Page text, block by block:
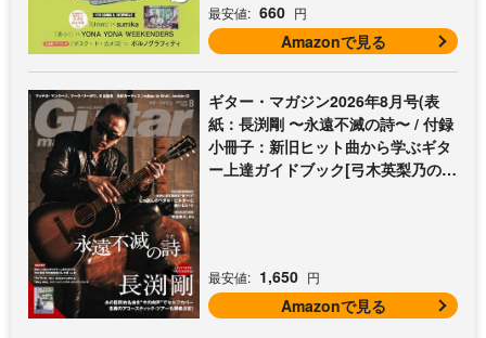
最安値: 660 円
Amazonで見る
ギター・マガジン2026年8月号(表
紙：長渕剛 〜永遠不滅の詩〜 / 付録
小冊子：新旧ヒット曲から学ぶギタ
ー上達ガイドブック[弓木英梨乃の放
最安値: 1,650 円
Amazonで見る